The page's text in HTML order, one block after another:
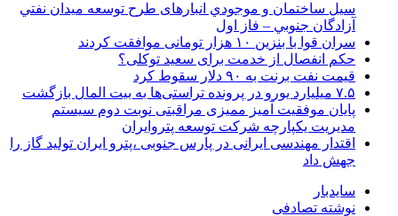
سیل ساختمان و موجودي انبارهای طرح توسعه ميدان نفتي
آزادگان جنوبي – فاز اول
سران قوا با بنزین ۱۰ هزار تومانی موافقت کردند
حکم انفصال از خدمت برای سعید توکلی؟
قیمت نفت برنت به ۹۰ دلار سقوط کرد
۷.۵ میلیارد یورو در پرونده تراستی‌ها به بیت المال بازگشت
پایان موفقیت آمیز ممیزی مراقبتی نوبت دوم سیستم
مدیریت یکپارچه شرکت توسعه پتروایران
اقتدار مهندسی ایرانی در پارس جنوبی ،پترو ایران تولید گاز را
جهش داد
سایدبار
نوشته تصادفی